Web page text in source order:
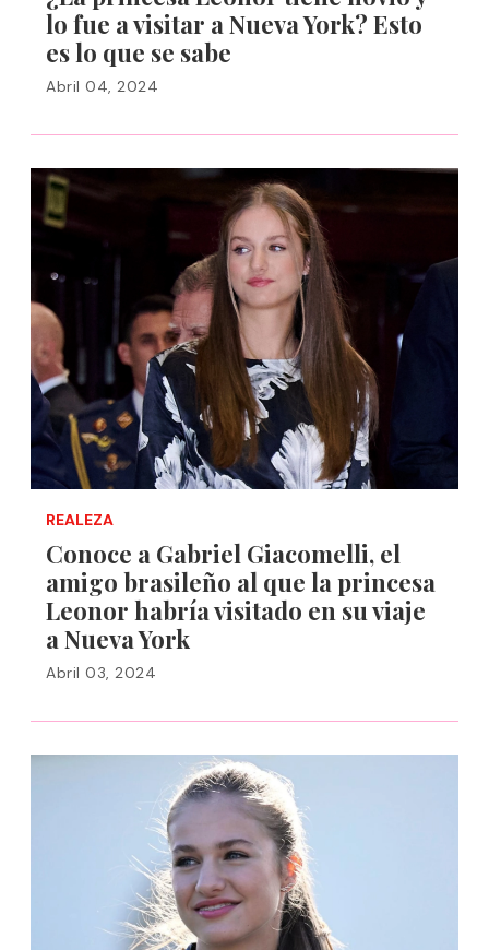
lo fue a visitar a Nueva York? Esto
es lo que se sabe
Abril 04, 2024
REALEZA
Conoce a Gabriel Giacomelli, el
amigo brasileño al que la princesa
Leonor habría visitado en su viaje
a Nueva York
Abril 03, 2024